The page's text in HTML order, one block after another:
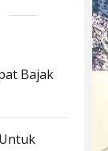
Bajak